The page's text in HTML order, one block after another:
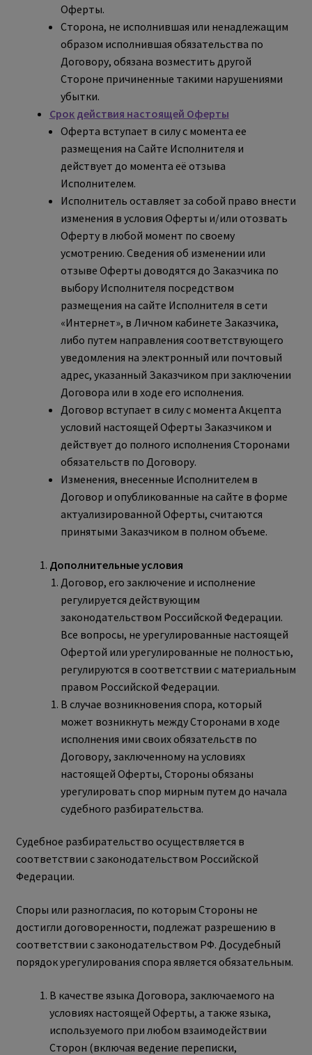
Оферты.
Сторона, не исполнившая или ненадлежащим
образом исполнившая обязательства по
Договору, обязана возместить другой
Стороне причиненные такими нарушениями
убытки.
Срок действия настоящей Оферты
Оферта вступает в силу с момента ее
размещения на Сайте Исполнителя и
действует до момента её отзыва
Исполнителем.
Исполнитель оставляет за собой право внести
изменения в условия Оферты и/или отозвать
Оферту в любой момент по своему
усмотрению. Сведения об изменении или
отзыве Оферты доводятся до Заказчика по
выбору Исполнителя посредством
размещения на сайте Исполнителя в сети
«Интернет», в Личном кабинете Заказчика,
либо путем направления соответствующего
уведомления на электронный или почтовый
адрес, указанный Заказчиком при заключении
Договора или в ходе его исполнения.
Договор вступает в силу с момента Акцепта
условий настоящей Оферты Заказчиком и
действует до полного исполнения Сторонами
обязательств по Договору.
Изменения, внесенные Исполнителем в
Договор и опубликованные на сайте в форме
актуализированной Оферты, считаются
принятыми Заказчиком в полном объеме.
Дополнительные условия
Договор, его заключение и исполнение
регулируется действующим
законодательством Российской Федерации.
Все вопросы, не урегулированные настоящей
Офертой или урегулированные не полностью,
регулируются в соответствии с материальным
правом Российской Федерации.
В случае возникновения спора, который
может возникнуть между Сторонами в ходе
исполнения ими своих обязательств по
Договору, заключенному на условиях
настоящей Оферты, Стороны обязаны
урегулировать спор мирным путем до начала
судебного разбирательства.
Судебное разбирательство осуществляется в
соответствии с законодательством Российской
Федерации.
Споры или разногласия, по которым Стороны не
достигли договоренности, подлежат разрешению в
соответствии с законодательством РФ. Досудебный
порядок урегулирования спора является обязательным.
В качестве языка Договора, заключаемого на
условиях настоящей Оферты, а также языка,
используемого при любом взаимодействии
Сторон (включая ведение переписки,